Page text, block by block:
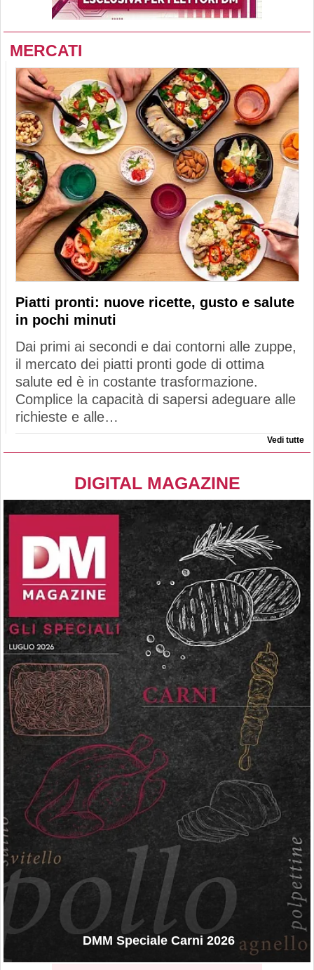
MERCATI
Piatti pronti: nuove ricette, gusto e salute
in pochi minuti
Dai primi ai secondi e dai contorni alle zuppe,
il mercato dei piatti pronti gode di ottima
salute ed è in costante trasformazione.
Complice la capacità di sapersi adeguare alle
richieste e alle…
Vedi tutte
DIGITAL MAGAZINE
DMM Speciale Carni 2026